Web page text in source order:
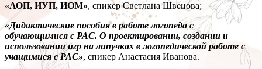
«АОП, ИУП, ИОМ», спикер Светлана Швецова;
«Дидактические пособия в работе логопеда с
обучающимися с РАС. О проектировании, создании и
использовании игр на липучках в логопедической работе с
учащимися с РАС», спикер Анастасия Иванова.